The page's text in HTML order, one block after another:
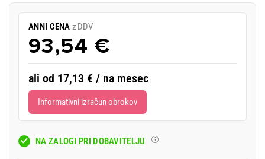
ANNI CENA z DDV
93,54 €
ali od 17,13 € / na mesec
Informativni izračun obrokov
NA ZALOGI PRI DOBAVITELJU